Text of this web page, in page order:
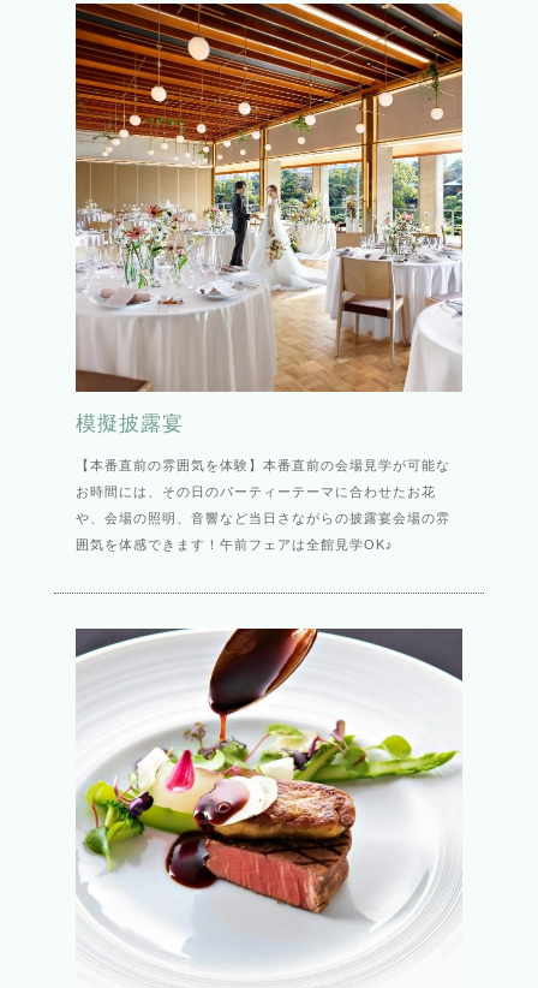
模擬披露宴
【本番直前の雰囲気を体験】本番直前の会場見学が可能な
お時間には、その日のパーティーテーマに合わせたお花
や、会場の照明、音響など当日さながらの披露宴会場の雰
囲気を体感できます！午前フェアは全館見学OK♪